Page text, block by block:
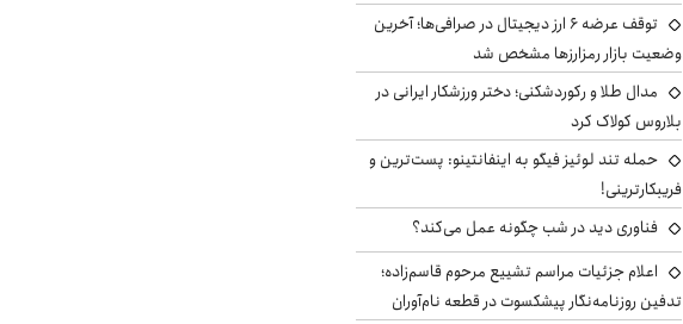
توقف عرضه ۶ ارز دیجیتال در صرافی‌ها؛ آخرین
وضعیت بازار رمزارزها مشخص شد
مدال طلا و رکوردشکنی؛ دختر ورزشکار ایرانی در
بلاروس کولاک کرد
حمله تند لوئیز فیگو به اینفانتینو: پست‌ترین و
فریبکارترینی!
فناوری دید در شب چگونه عمل می‌کند؟
اعلام جزئیات مراسم تشییع مرحوم قاسم‌زاده؛
تدفین روزنامه‌نگار پیشکسوت در قطعه نام‌آوران